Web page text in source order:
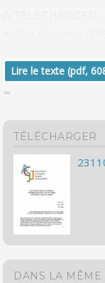
Lire le texte (pdf,
TÉLÉCHARGER
DANS LA MÊME